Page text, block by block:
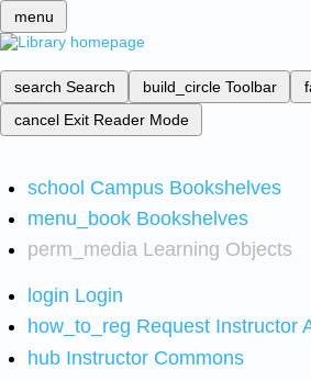
menu
search Search build_circle Toolbar
cancel Exit Reader Mode
school Campus Bookshelves
menu_book Bookshelves
perm_media Learning Objects
login Login
how_to_reg Request Instructor
hub Instructor Commons